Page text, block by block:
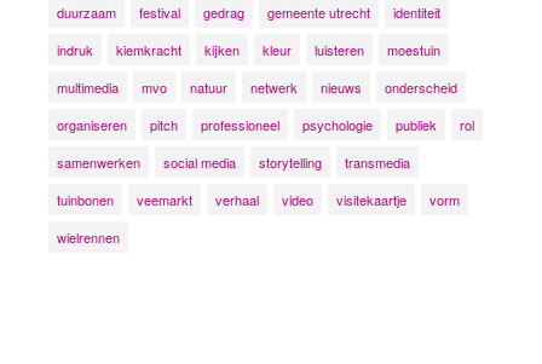
duurzaam
festival gedrag gemeente utrecht
identiteit
indruk
kiemkracht kijken kleur luisteren
moestuin
multimedia
mvo natuur netwerk nieuws
onderscheid
organiseren
pitch professioneel psychologie publiek
rol
samenwerken
social media storytelling
transmedia
tuinbonen
veemarkt verhaal video visitekaartje
vorm
wielrennen